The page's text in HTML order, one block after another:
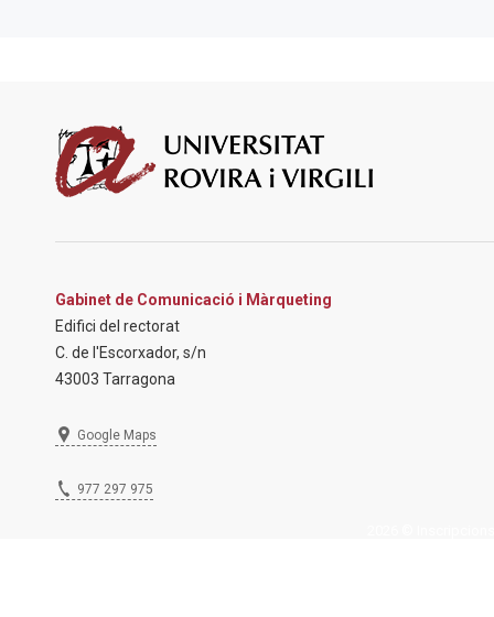
Gabinet de Comunicació i Màrqueting
Edifici del rectorat
C. de l'Escorxador, s/n
43003 Tarragona
Google Maps
977 297 975